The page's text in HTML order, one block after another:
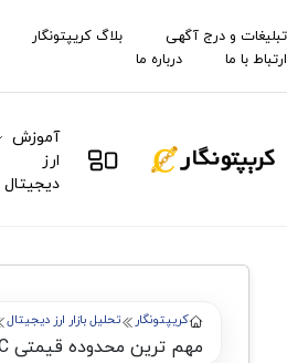
تبلیغات و درج آگهی
بلاگ کریپتونگار
ارتباط با ما
درباره ما
آموزش
ارز
دیجیتال
کریپتونگار تحلیل بازار ارز دیجیتال
مهم ترین محدوده قیمتی ZEC زیر ذره بین